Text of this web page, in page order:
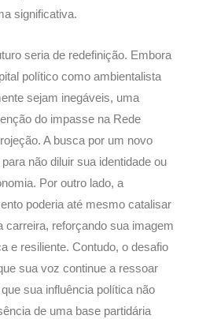
significativa.
seria de redefinição. Embora
político como ambientalista
sejam inegáveis, uma
do impasse na Rede
A busca por um novo
não diluir sua identidade ou
Por outro lado, a
poderia até mesmo catalisar
carreira, reforçando sua imagem
e resiliente. Contudo, o desafio
sua voz continue a ressoar
sua influência política não
de uma base partidária